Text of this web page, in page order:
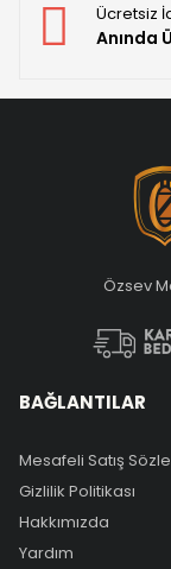
Ücretsiz
Anında
Özsev
BAĞLANTILAR
Mesafeli Satış
Gizlilik Politikası
Hakkımızda
Yardım